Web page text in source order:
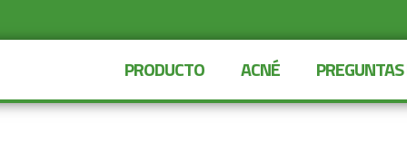
PRODUCTO ACNÉ